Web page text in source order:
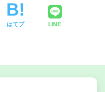
はてブ LINE